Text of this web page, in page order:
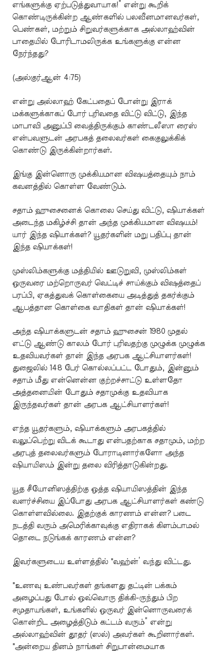
எங்களுக்கு ஏற்படுத்துவாயாக!” என்று கூறிக்
கொண்டிருக்கின்ற ஆண்களில் பலவீனமானவர்கள்,
பெண்கள், மற்றும் சிறுவர்களுக்காக அல்லாஹ்வின்
பாதையில் போரிடாமலிருக்க உங்களுக்கு என்ன
நேர்ந்தது?
(அல்குர்ஆன் 4:75)
என்று அல்லாஹ் கேட்பதைப் போன்று இராக்
மக்களுக்காகப் போர் புரிவதை விட்டு விட்டு, இந்த
மாபாவி அனுப்பி வைத்திருக்கும் காண்டலீஸா ரைஸ்
என்பவளுடன் அரபகத் தலைவர்கள் கைகுலுக்கிக்
கொண்டு இருக்கின்றார்கள்.
இங்கு இன்னொரு முக்கியமான விஷயத்தையும் நாம்
கவனத்தில் கொள்ள வேண்டும்.
சதாம் ஹுசைனைக் கொலை செய்து விட்டு, ஷியாக்கள்
அடைந்த மகிழ்ச்சி தான் அந்த முக்கியமான விஷயம்!
யார் இந்த ஷியாக்கள்? யூதர்களின் மறு பதிப்பு தான்
இந்த ஷியாக்கள்!
முஸ்லிம்களுக்கு மத்தியில் ஊடுறுவி, முஸ்லிம்கள்
ஒருவரை மற்றொருவர் வெட்டிச் சாய்க்கும் விஷத்தைப்
பரப்பி, ஏகத்துவக் கொள்கையை அடித்துத் தகர்க்கும்
ஆபத்தான கொள்கை வாதிகள் தான் ஷியாக்கள்!
அந்த ஷியாக்களுடன் சதாம் ஹுசைன் 1980 முதல்
எட்டு ஆண்டு காலம் போர் புரிவதற்கு முழுக்க முழுக்க
உதவியவர்கள் தான் இந்த அரபக ஆட்சியாளர்கள்!
துஜைலில் 148 பேர் கொல்லப்பட்ட போதும், இன்னும்
சதாம் மீது என்னென்ன குற்றச்சாட்டு உள்ளதோ
அத்தனையின் போதும் சதாமுக்கு உதவியாக
இருந்தவர்கள் தான் அரபக ஆட்சியாளர்கள்!
எந்த யூதர்களும், ஷியாக்களும் அரபகத்தில்
வலுப்பெற்று விடக் கூடாது என்பதற்காக சதாமும், மற்ற
அரபுத் தலைவர்களும் போராடினார்களோ அந்த
ஷியாயிஸம் இன்று தலை விரித்தாடுகின்றது.
யூத சீயோனிஸத்திற்கு ஒத்த ஷியாயிஸத்தின் இந்த
வளர்ச்சியை இப்போது அரபக ஆட்சியாளர்கள் கண்டு
கொள்ளவில்லை. இதற்குக் காரணம் என்ன? படை
நடத்தி வரும் அமெரிக்காவுக்கு எதிராகக் கிளம்பாமல்
தொடை நடுங்கக் காரணம் என்ன?
இவர்களுடைய உள்ளத்தில் "வஹ்ன்’ வந்து விட்டது.
"உணவு உண்பவர்கள் தங்களது தட்டின் பக்கம்
அழைப்பது போல் ஒவ்வொரு திக்கி-ருந்தும் பிற
சமுதாயங்கள், உங்களில் ஒருவர் இன்னொருவரைக்
கொன்றிட அழைத்திடும் கட்டம் வரும்” என்று
அல்லாஹ்வின் தூதர் (ஸல்) அவர்கள் கூறினார்கள்.
"அன்றைய தினம் நாங்கள் சிறுபான்மையாக